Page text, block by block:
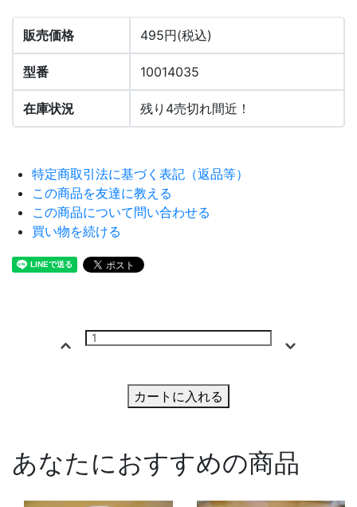
販売価格 495円(税込)
型番 10014035
在庫状況 残り4売切れ間近！
特定商取引法に基づく表記（返品等）
この商品を友達に教える
この商品について問い合わせる
買い物を続ける
カートに入れる
あなたにおすすめの商品